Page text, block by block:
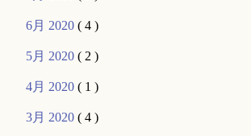
6月 2020( 4 )
5月 2020( 2 )
4月 2020( 1 )
3月 2020( 4 )